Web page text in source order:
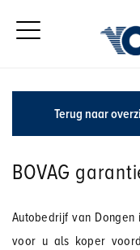
Terug naar
BOVAG
Autobedrijf van
voor u als koper